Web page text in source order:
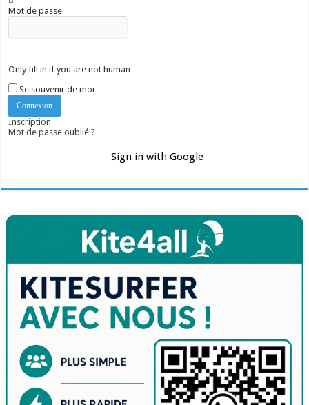
Mot de passe
Only fill in if you are not human
Se souvenir de moi
Inscription
Mot de passe oublié ?
Sign in with Google